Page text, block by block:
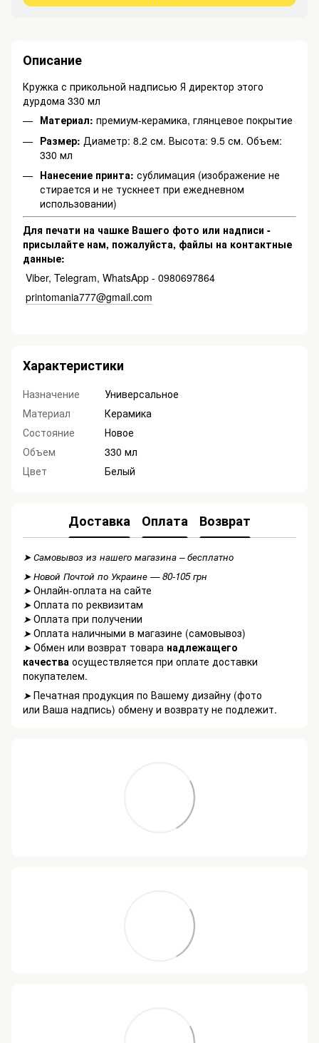
Описание
Кружка с прикольной надписью Я директор этого
дурдома 330 мл
Материал: премиум-керамика, глянцевое покрытие
Размер: Диаметр: 8.2 см. Высота: 9.5 см. Объем:
330 мл
Нанесение принта: сублимация (изображение не
стирается и не тускнеет при ежедневном
использовании)
Для печати на чашке Вашего фото или надписи -
присылайте нам, пожалуйста, файлы на контактные
данные:
Viber, Telegram, WhatsApp - 0980697864
printomania777@gmail.com
Характеристики
Назначение
Универсальное
Материал
Керамика
Состояние
Новое
Объем
330 мл
Цвет
Белый
Доставка Оплата Возврат
➤ Самовывоз из нашего магазина – бесплатно
➤ Новой Почтой по Украине — 80-105 грн
➤Онлайн-оплата на сайте
➤Оплата по реквизитам
➤Оплата при получении
➤Оплата наличными в магазине (самовывоз)
➤Обмен или возврат товара надлежащего
качества осуществляется при оплате доставки
покупателем.
➤Печатная продукция по Вашему дизайну (фото
или Ваша надпись) обмену и возврату не подлежит.